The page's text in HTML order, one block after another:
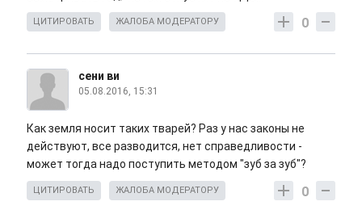
0
ЦИТИРОВАТЬ ЖАЛОБА МОДЕРАТОРУ
сени ви
05.08.2016, 15:31
Как земля носит таких тварей? Раз у нас законы не
действуют, все разводится, нет справедливости -
может тогда надо поступить методом "зуб за зуб"?
0
ЦИТИРОВАТЬ ЖАЛОБА МОДЕРАТОРУ